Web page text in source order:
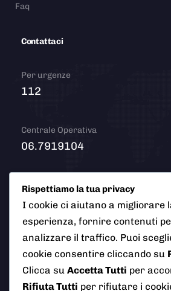
Faq
Contattaci
Per urgenze
112
Centrale Operativa
06.7919104
Email
info@polizialocaleciampino.it
© 2026 Polizia Locale del Comune di
i diritti riservati
Rispettiamo la tua privacy
I cookie ci aiutano a migliorare
esperienza, fornire contenuti
analizzare il traffico. Puoi
cookie consentire cliccando su
Clicca su Accetta Tutti per
Rifiuta Tutti per rifiutare i